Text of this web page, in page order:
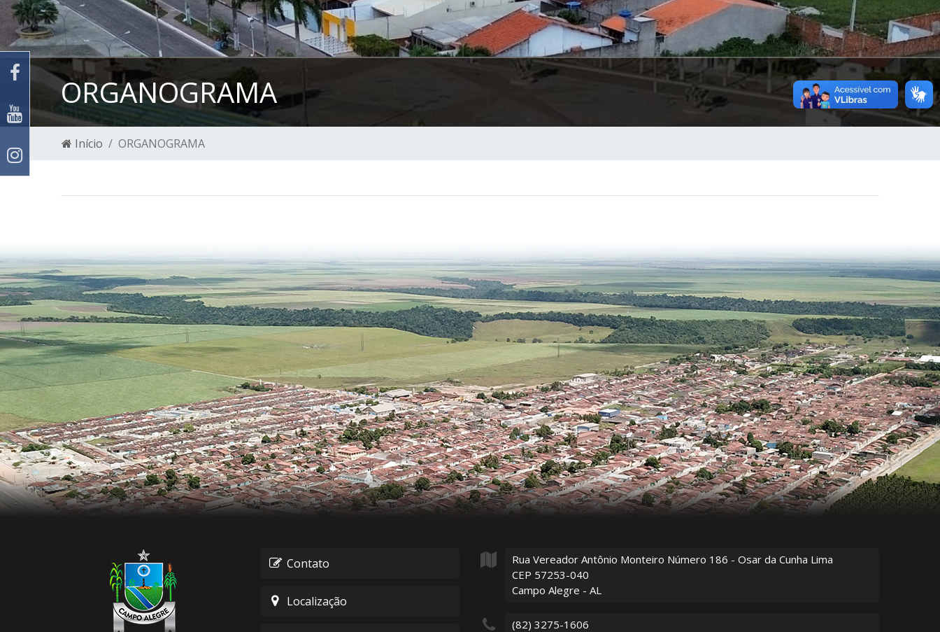
ORGANOGRAMA
Início ORGANOGRAMA
Contato
Localização
Rua Vereador Antônio Monteiro Número 186 - Osar da Cunha Lima
CEP 57253-040
Campo Alegre - AL
(82) 3275-1606